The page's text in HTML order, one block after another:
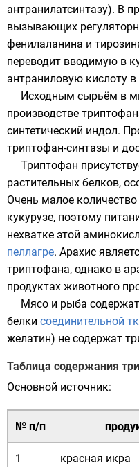
антранилатсинтазу). В
вызывающих
фенилаланина и
переводит вводимую в
антраниловую кислоту
Исходным сырьём в
производстве
синтетический индол.
триптофан-синтазы и
Триптофан
растительных белков,
Очень малое
кукурузе, поэтому
нехватке этой
пеллагре. Арахис
триптофана, однако в
продуктах животного
Мясо и рыба
белки соединительной
желатин) не содержат
Таблица содержания
Основной источник:
№ п/п
1 красная икра